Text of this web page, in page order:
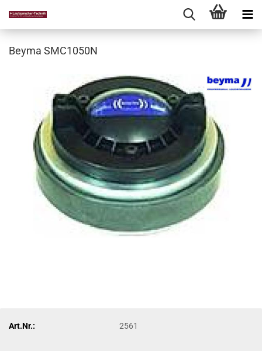
Beyma SMC1050N
Art.Nr.: 2561